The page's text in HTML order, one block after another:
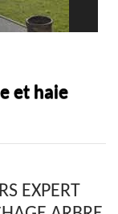
et haie
EXPERT